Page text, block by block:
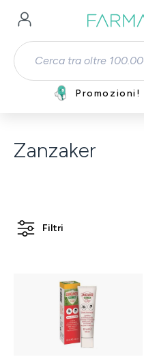
Passa al contenuto principale
Promozioni!
Zanzaker
Filtri